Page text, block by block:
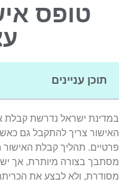
טופס
עניינים
ישראל נדרשת קבלת אישור
צריך להתקבל גם כאשר
תהליך קבלת האישור הוא
בצורה מיותרת, אך יש
ולא לבצע את הכריתה